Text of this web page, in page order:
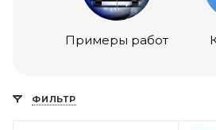
Примеры работ
ФИЛЬТР